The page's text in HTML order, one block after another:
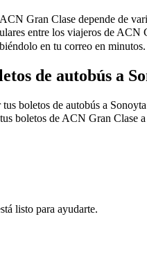
Gran Clase depende de
entre los viajeros de
en tu correo en
de autobús a
tus boletos de autobús a
boletos de ACN Gran Clase
listo para ayudarte.